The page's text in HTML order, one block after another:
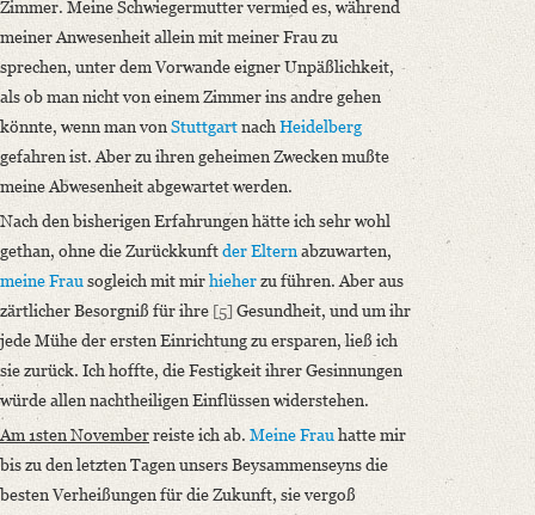
Zimmer. Meine Schwiegermutter vermied es, während
meiner Anwesenheit allein mit meiner Frau zu
sprechen, unter dem Vorwande eigner Unpäßlichkeit,
als ob man nicht von einem Zimmer ins andre gehen
könnte, wenn man vonStuttgartnach Heidelberg
gefahren ist. Aber zu ihren geheimen Zwecken mußte
meine Abwesenheit abgewartet werden.
Nach den bisherigen Erfahrungen hätte ich sehr wohl
gethan, ohne die Zurückkunftder Elternabzuwarten,
meine Frau sogleich mit mirhieherzu führen. Aber aus
zärtlicher Besorgniß für ihre [5]Gesundheit, und um ihr
jede Mühe der ersten Einrichtung zu ersparen, ließ ich
sie zurück. Ich hoffte, die Festigkeit ihrer Gesinnungen
würde allen nachtheiligen Einflüssen widerstehen.
Am 1sten Novemberreiste ich ab. Meine Frau hatte mir
bis zu den letzten Tagen unsers Beysammenseyns die
besten Verheißungen für die Zukunft, sie vergoß